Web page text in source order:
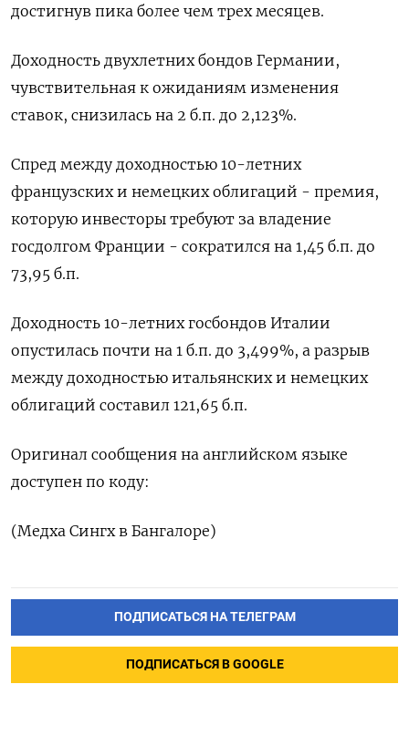
достигнув пика более чем трех месяцев.
Доходность двухлетних бондов Германии,
чувствительная к ожиданиям изменения
ставок, снизилась на 2 б.п. до 2,123%.
Спред между доходностью 10-летних
французских и немецких облигаций - премия,
которую инвесторы требуют за владение
госдолгом Франции - сократился на 1,45 б.п. до
73,95 б.п.
Доходность 10-летних госбондов Италии
опустилась почти на 1 б.п. до 3,499%, а разрыв
между доходностью итальянских и немецких
облигаций составил 121,65 б.п.
Оригинал сообщения на английском языке
доступен по коду:
(Медха Сингх в Бангалоре)
ПОДПИСАТЬСЯ НА ТЕЛЕГРАМ
ПОДПИСАТЬСЯ В GOOGLE